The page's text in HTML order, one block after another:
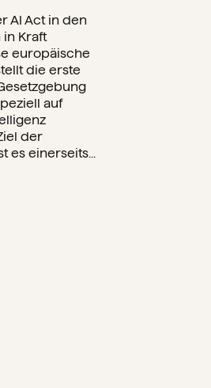
AI Act in den
Kraft
europäische
die erste
auf
der
es einerseits...